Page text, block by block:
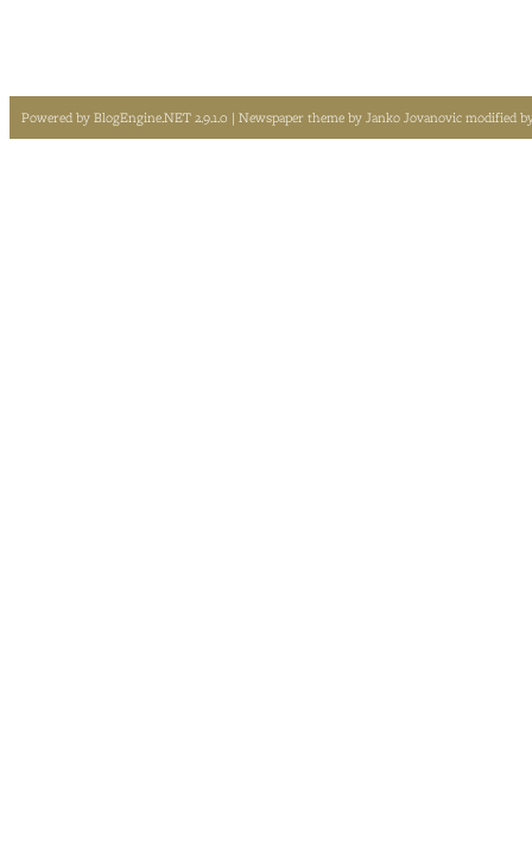
Powered byBlogEngine.NET 2.9.1.0 | Newspaper theme byJanko Jovanovicmodified